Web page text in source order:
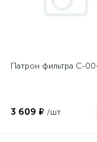
Патрон фильтра C-
3 609 ₽ /шт